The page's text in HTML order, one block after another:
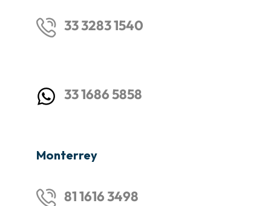
33 3283 1540
33 1686 5858
Monterrey
81 1616 3498